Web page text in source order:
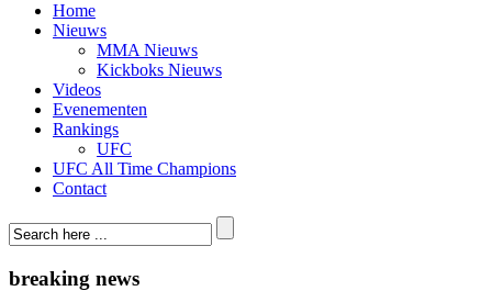
Home
Nieuws
MMA Nieuws
Kickboks Nieuws
Videos
Evenementen
Rankings
UFC
UFC All Time Champions
Contact
breaking news